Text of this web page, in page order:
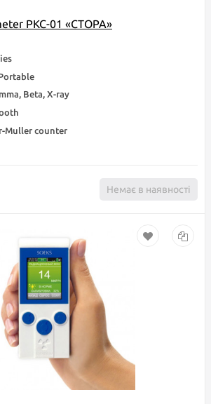
Muller counter
SOEKS-01М ПРАЙМ